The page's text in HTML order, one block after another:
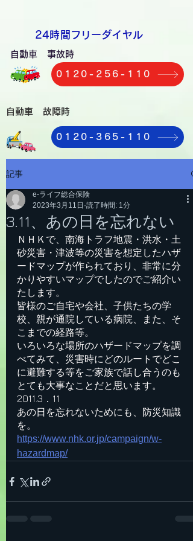
​24時間フリーダイヤル
自動車 事故時
0120-256-110
自動車 故障時
0120-365-110
記事
3.11、あの日を忘れない
e-ライフ総合保険
2023年3月11日 読了時間: 1分
ＮＨＫで、南海トラフ地震・洪水・土
砂災害・津波等の災害を想定したハザ
ードマップが作られており、非常に分
かりやすいマップでしたのでご紹介い
たします。
皆様のご自宅や会社、子供たちの学
校、親が通院している病院、また、そ
こまでの経路等。
いろいろな場所のハザードマップを調
べてみて、災害時にどのルートでどこ
に避難する等をご家族で話し合うのも
とても大事なことだと思います。
2011.3．11
あの日を忘れないためにも、防災知識
を。
https://www.nhk.or.jp/campaign/w-
hazardmap/